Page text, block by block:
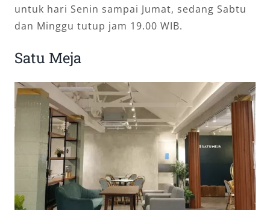
untuk hari Senin sampai Jumat, sedang Sabtu
dan Minggu tutup jam 19.00 WIB.
Satu Meja